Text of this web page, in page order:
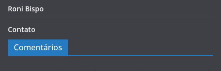
Roni Bispo
Contato
Comentários